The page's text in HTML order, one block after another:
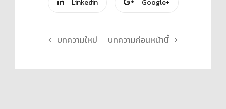
Linkedin Google+
บทความใหม่ บทความก่อนหน้านี้